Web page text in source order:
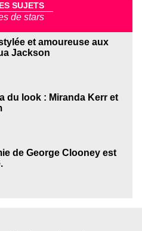
SUJETS
de stars
et amoureuse aux
Jackson
du look : Miranda Kerr et
de George Clooney est